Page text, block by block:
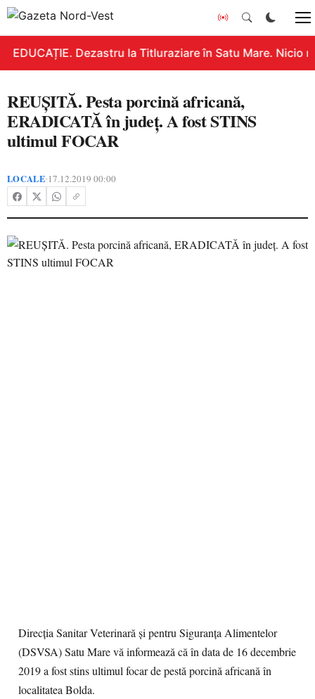
EDUCAȚIE. Dezastru la Titluraziare în Satu Mare. Nicio
REUȘITĂ. Pesta porcină africană,
ERADICATĂ în județ. A fost STINS
ultimul FOCAR
LOCALE•17.12.2019 00:00
Direcția Sanitar Veterinară și pentru Siguranța Alimentelor
(DSVSA) Satu Mare vă informează că în data de 16 decembrie
2019 a fost stins ultimul focar de pestă porcină africană în
localitatea Bolda.